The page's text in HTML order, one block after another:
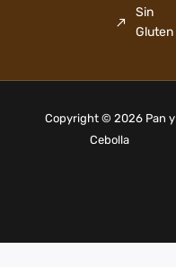
Sin
Gluten
Copyright © 2026 Pan y
Cebolla